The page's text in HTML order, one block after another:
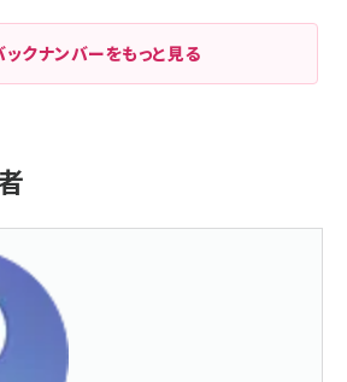
ックナンバーをもっと見る